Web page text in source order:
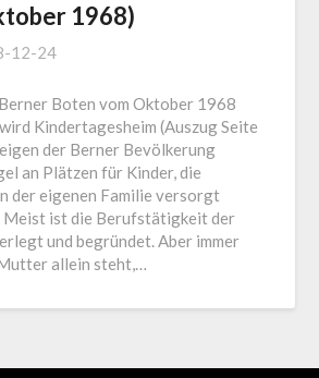
1968)
12-24
Boten vom Oktober 1968
Kindertagesheim (Auszug Seite
der Berner Bevölkerung
an Plätzen für Kinder, die
der eigenen Familie versorgt
Meist ist die Berufstätigkeit der
und begründet. Aber immer
allein steht,…